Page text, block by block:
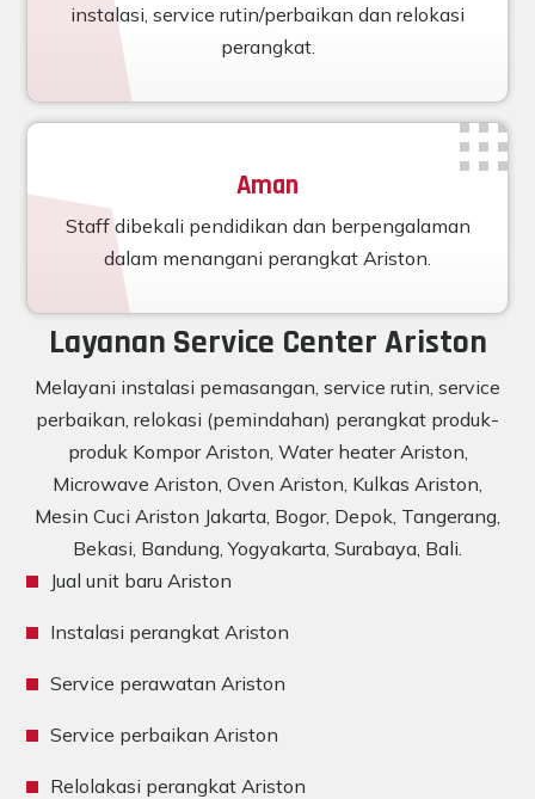
instalasi, service rutin/perbaikan dan relokasi
perangkat.
Aman
Staff dibekali pendidikan dan berpengalaman
dalam menangani perangkat Ariston.
Layanan Service Center Ariston
Melayani instalasi pemasangan, service rutin, service
perbaikan, relokasi (pemindahan) perangkat produk-
produk Kompor Ariston, Water heater Ariston,
Microwave Ariston, Oven Ariston, Kulkas Ariston,
Mesin Cuci Ariston Jakarta, Bogor, Depok, Tangerang,
Bekasi, Bandung, Yogyakarta, Surabaya, Bali.
Jual unit baru Ariston
Instalasi perangkat Ariston
Service perawatan Ariston
Service perbaikan Ariston
Relolakasi perangkat Ariston